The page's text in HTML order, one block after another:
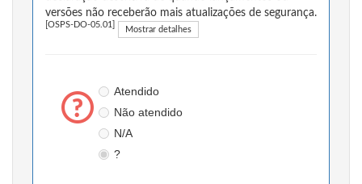
versões não receberão mais atualizações de segurança.
[OSPS-DO-05.01] Mostrar detalhes
Atendido
Não atendido
N/A
?